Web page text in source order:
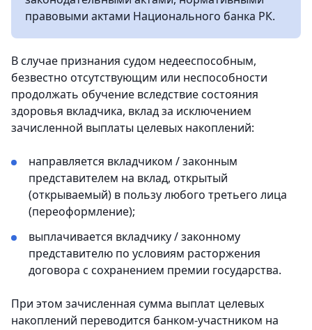
правовыми актами Национального банка РК.
В случае признания судом недееспособным,
безвестно отсутствующим или неспособности
продолжать обучение вследствие состояния
здоровья вкладчика, вклад за исключением
зачисленной выплаты целевых накоплений:
направляется вкладчиком / законным
представителем на вклад, открытый
(открываемый) в пользу любого третьего лица
(переоформление);
выплачивается вкладчику / законному
представителю по условиям расторжения
договора с сохранением премии государства.
При этом зачисленная сумма выплат целевых
накоплений переводится банком-участником на